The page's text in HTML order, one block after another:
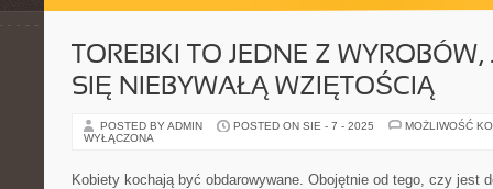
TOREBKI TO JEDNE Z
SIĘ NIEBYWAŁĄ WZIĘTOŚCIĄ
POSTED BY ADMIN POSTED ON SIE - 7 - 2025
MOŻLIWOŚĆ
WYŁĄCZONA
Kobiety kochają być obdarowywane. Obojętnie od tego, czy jest